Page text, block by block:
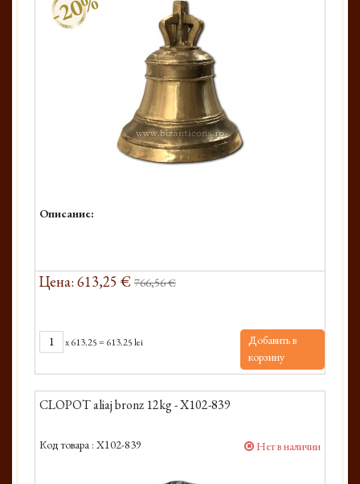
Описание:
Цена: 613,25 € 766,56 €
x613.25= 613.25 lei
Добавить в
корзину
CLOPOT aliaj bronz 12kg - X102-839
Код товара : X102-839 Нет в наличии